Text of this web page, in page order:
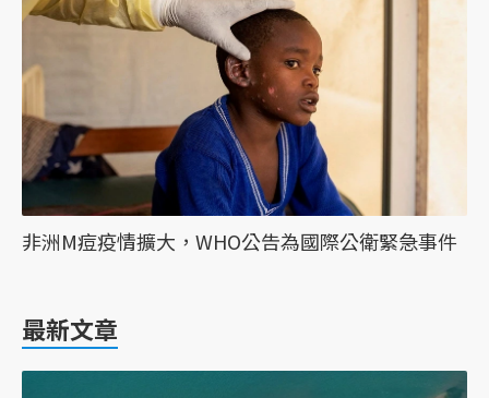
非洲M痘疫情擴大，WHO公告為國際公衛緊急事件
最新文章